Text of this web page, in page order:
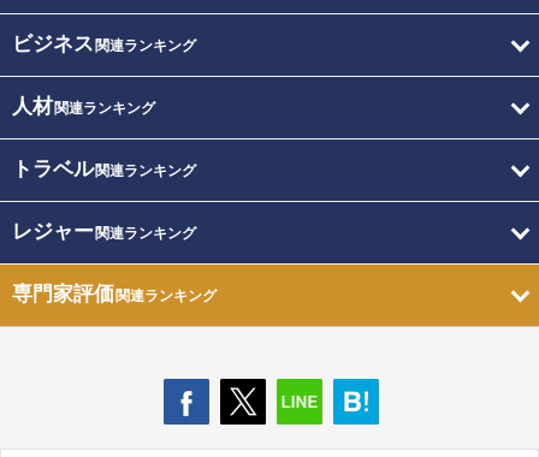
ビジネス 関連ランキング
人材関連ランキング
トラベル関連ランキング
レジャー関連ランキング
専門家評価関連ランキング